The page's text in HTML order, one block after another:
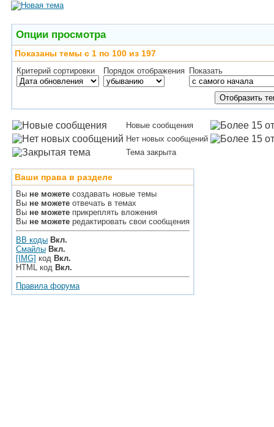
Опции просмотра
Показаны темы с 1 по 100 из 197
Критерий сортировки Порядок отображения Показать
Новые сообщения
Нет новых сообщений
Тема закрыта
Ваши права в разделе
Вы не можете создавать новые темы
Вы не можете отвечать в темах
Вы не можете прикреплять вложения
Вы не можете редактировать свои сообщения
BB коды Вкл.
Смайлы Вкл.
[IMG] код Вкл.
HTML код Вкл.
Правила форума